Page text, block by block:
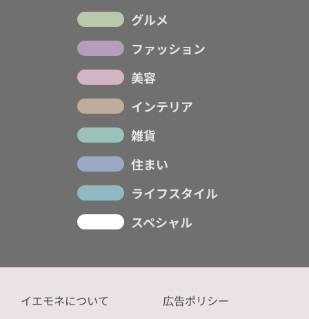
グルメ
ファッション
美容
インテリア
雑貨
住まい
ライフスタイル
スペシャル
イエモネについて 広告ポリシー